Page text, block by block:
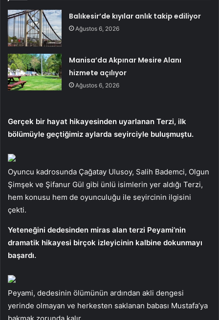
Balıkesir’de kıyılar anlık takip ediliyor
Ağustos 6, 2026
Manisa’da Akpınar Mesire Alanı
hizmete açılıyor
Ağustos 6, 2026
Gerçek bir hayat hikayesinden uyarlanan Terzi, ilk
bölümüyle geçtiğimiz aylarda seyirciyle buluşmuştu.
Oyuncu kadrosunda Çağatay Ulusoy, Salih Bademci, Olgun
Şimşek ve Şifanur Gül gibi ünlü isimlerin yer aldığı Terzi,
hem konusu hem de oyunculuğu ile seyircinin ilgisini
çekti.
Yeteneğini dedesinden miras alan terzi Peyami’nin
dramatik hikayesi birçok izleyicinin kalbine dokunmayı
başardı.
Peyami, dedesinin ölümünün ardından akli dengesi
yerinde olmayan ve herkesten saklanan babası Mustafa’ya
bakmak zorunda kalır.